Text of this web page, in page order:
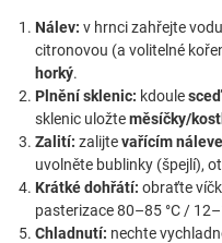
Nálev: v hrnci zahřejte
citronovou (a volitelné
horký.
Plnění sklenic: kdoule
sklenic uložteměsíčky/
Zalití: zalijtevařícím
uvolněte bublinky (špejlí),
Krátké dohřátí: obraťte
pasterizace 80–85 °C /
Chladnutí: nechte